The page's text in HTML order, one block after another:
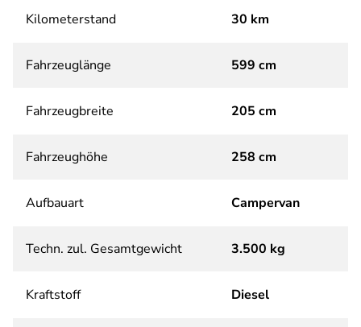
Kilometerstand 30 km
Fahrzeuglänge 599 cm
Fahrzeugbreite 205 cm
Fahrzeughöhe 258 cm
Aufbauart Campervan
Techn. zul. Gesamtgewicht 3.500 kg
Kraftstoff Diesel